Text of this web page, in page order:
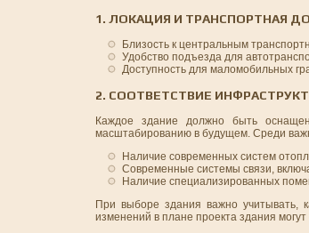
1. ЛОКАЦИЯ И ТРАНСПОРТНАЯ
Близость к центральным
Удобство подъезда для
Доступность для маломобильных
2. СООТВЕТСТВИЕ
Каждое здание должно быть
масштабированию в будущем. Среди
Наличие современных систем
Современные системы связи,
Наличие специализированных
При выборе здания важно учитывать,
изменений в плане проекта здания